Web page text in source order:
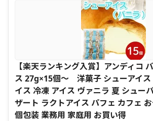
【楽天ランキング入賞】アンディコ
ス 27g×15個～ 洋菓子 シューアイス
イス 冷凍 アイス ヴァニラ 夏 シュー
ザート ラクトアイス パフェ カフェ
個包装 業務用 家庭用 お買い得